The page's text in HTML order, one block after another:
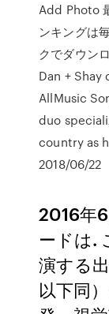
Add Photo
ンキングは
クでダウン
Dan +
AllMusic
duo
country as
2018/06/22
2016年
ードは.
演する
以下同